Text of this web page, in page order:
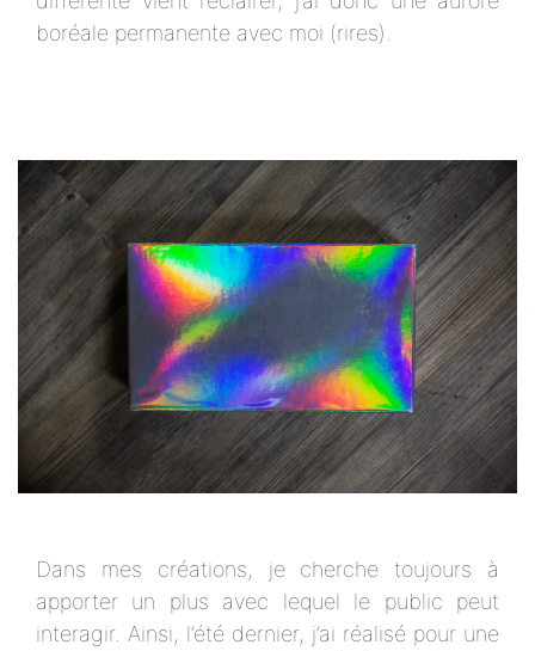
boréale permanente avec moi (rires).
Dans mes créations, je cherche toujours à
apporter un plus avec lequel le public peut
interagir. Ainsi, l’été dernier, j’ai réalisé pour une